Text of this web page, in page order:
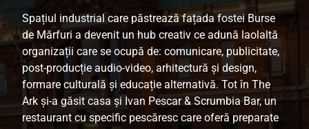
Spațiul industrial care păstrează fațada fostei Burse
de Mărfuri a devenit un hub creativ ce adună laolaltă
organizații care se ocupă de: comunicare, publicitate,
post-producție audio-video, arhitectură și design,
formare culturală și educație alternativă. Tot în The
Ark și-a găsit casa și Ivan Pescar & Scrumbia Bar, un
restaurant cu specific pescăresc care oferă preparate